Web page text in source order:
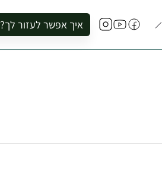
איך אפשר לעזור לך?
להזמין סיור לקבוצה